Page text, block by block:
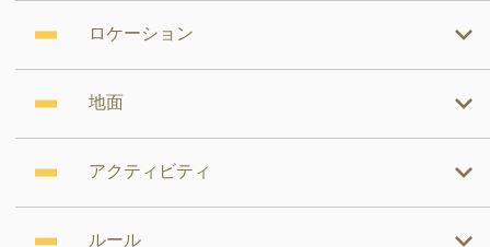
ロケーション
地面
アクティビティ
ルール